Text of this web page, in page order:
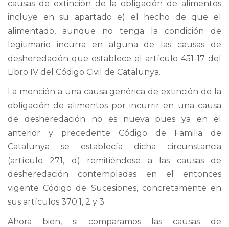
causas de extinción de la obligación de alimentos
incluye en su apartado e) el hecho de que el
alimentado, aunque no tenga la condición de
legitimario incurra en alguna de las causas de
desheredación que establece el artículo 451-17 del
Libro IV del Código Civil de Catalunya.
La mención a una causa genérica de extinción de la
obligación de alimentos por incurrir en una causa
de desheredación no es nueva pues ya en el
anterior y precedente Código de Familia de
Catalunya se establecía dicha circunstancia
(artículo 271, d) remitiéndose a las causas de
desheredación contempladas en el entonces
vigente Código de Sucesiones, concretamente en
sus artículos 370.1, 2 y 3.
Ahora bien, si comparamos las causas de